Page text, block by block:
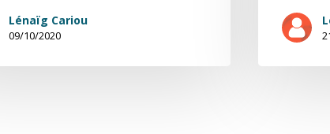
Lénaïg Cariou
09/10/2020